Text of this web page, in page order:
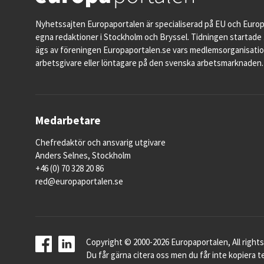
Nyhetssajten Europaportalen är specialiserad på EU och
egna redaktioner i Stockholm och Bryssel. Tidningen startade
ägs av föreningen Europaportalen.se vars
arbetsgivare eller löntagare på den svenska arbetsmarknaden.
Medarbetare
Chefredaktör och ansvarig utgivare
Anders Selnes, Stockholm
+46 (0) 70 328 20 86
red@europaportalen.se
Copyright © 2000-2026 Europaportalen, All
Du får gärna citera oss men du får inte kopiera